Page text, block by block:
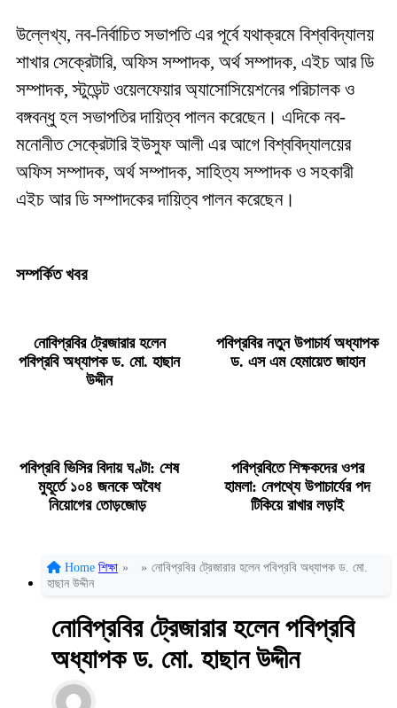
উল্লেখ্য, নব-নির্বাচিত সভাপতি এর পূর্বে যথাক্রমে বিশ্ববিদ্যালয়
শাখার সেক্রেটারি, অফিস সম্পাদক, অর্থ সম্পাদক, এইচ আর ডি
সম্পাদক, স্টুডেন্ট ওয়েলফেয়ার অ্যাসোসিয়েশনের পরিচালক ও
বঙ্গবন্ধু হল সভাপতির দায়িত্ব পালন করেছেন। এদিকে নব-
মনোনীত সেক্রেটারি ইউসুফ আলী এর আগে বিশ্ববিদ্যালয়ের
অফিস সম্পাদক, অর্থ সম্পাদক, সাহিত্য সম্পাদক ও সহকারী
এইচ আর ডি সম্পাদকের দায়িত্ব পালন করেছেন।
সম্পর্কিত খবর
নোবিপ্রবির ট্রেজারার হলেন
পবিপ্রবি অধ্যাপক ড. মো. হাছান
উদ্দীন
পবিপ্রবির নতুন উপাচার্য অধ্যাপক
ড. এস এম হেমায়েত জাহান
পবিপ্রবি ভিসির বিদায় ঘণ্টা: শেষ
মুহূর্তে ১০৪ জনকে অবৈধ
নিয়োগের তোড়জোড়
পবিপ্রবিতে শিক্ষকদের ওপর
হামলা: নেপথ্যে উপাচার্যের পদ
টিকিয়ে রাখার লড়াই
Home শিক্ষা » » নোবিপ্রবির ট্রেজারার হলেন পবিপ্রবি অধ্যাপক ড. মো.
হাছান উদ্দীন
নোবিপ্রবির ট্রেজারার হলেন পবিপ্রবি
অধ্যাপক ড. মো. হাছান উদ্দীন